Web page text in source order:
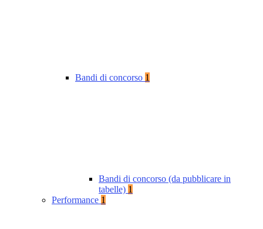
Bandi di concorso 1
Bandi di concorso (da pubblicare in
tabelle) 1
Performance 1